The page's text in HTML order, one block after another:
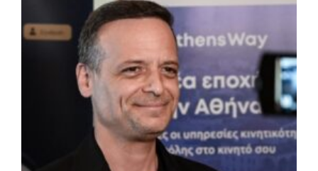
συντήρησης σε σχολεία και αθλητικές
εγκαταστάσεις